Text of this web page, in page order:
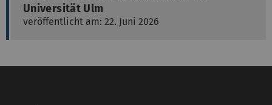
Universität Ulm
veröffentlicht am: 22. Juni 2026